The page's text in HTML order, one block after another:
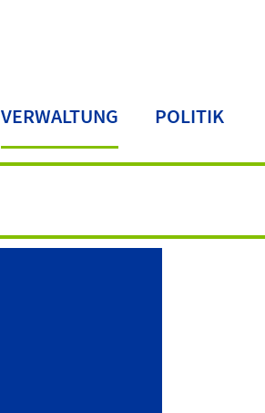
VERWALTUNG POLITIK